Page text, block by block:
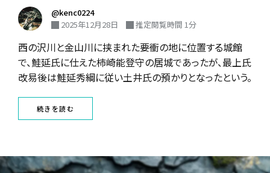
@kenc0224
2025年12月28日
推定閲覧時間 1分
西の沢川と金山川に挟まれた要衝の地に位置する城館
で、鮭延氏に仕えた柿崎能登守の居城であったが、最上氏
改易後は鮭延秀綱に従い土井氏の預かりとなったという。
続きを読む